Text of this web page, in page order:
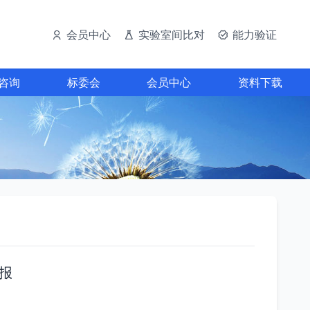
会员中心 实验室间比对 能力验证
询 标委会 会员中心 资料下载